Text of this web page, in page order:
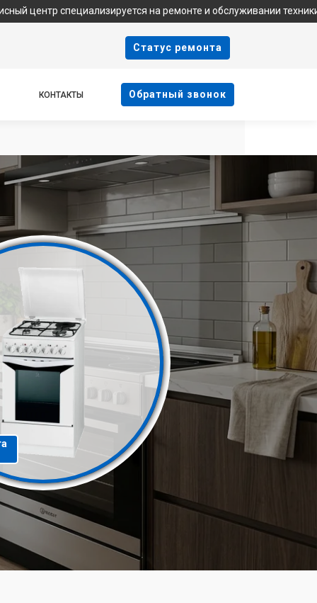
на ремонте и обслуживании техники Indesit.
Cтатус ремонта
КОНТАКТЫ Oбратный звонок